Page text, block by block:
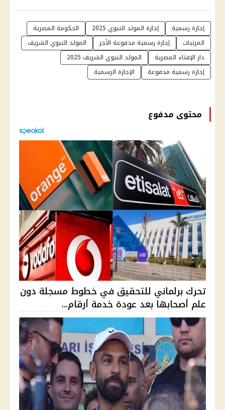
إجازة رسمية إجازة المولد النبوي 2025
الحكومة المصرية
المرتبات
إجازة رسمية مدفوعة الأجر
المولد النبوي الشريف
دار الإفتاء المصرية
المولد النبوي الشريف 2025
إجازة رسمية مدفوعة
الإجازة الرسمية
محتوى مدفوع
تحرك برلماني للتحقيق في خطوط مسجلة دون
علم أصحابها بعد عودة خدمة أرقام...